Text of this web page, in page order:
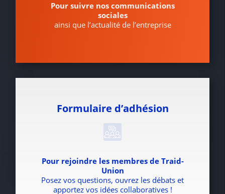
Pour suivre nos communications
sociales
ainsi que l’actualité de l’entreprise
Formulaire d’adhésion
Pour rejoindre les membres de Traid-
Union
Posez vos questions, ouvrez les débats et
apportez vos idées collaboratives !